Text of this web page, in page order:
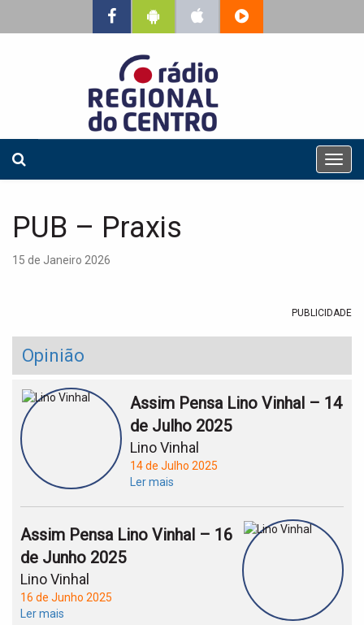
T
o
i
o
PUB – Praxis
15 de Janeiro 2026
PUBLICIDADE
Opinião
Assim Pensa Lino Vinhal – 14
de Julho 2025
Lino Vinhal
14 de Julho 2025
Ler mais
Assim Pensa Lino Vinhal – 16
de Junho 2025
Lino Vinhal
16 de Junho 2025
Ler mais